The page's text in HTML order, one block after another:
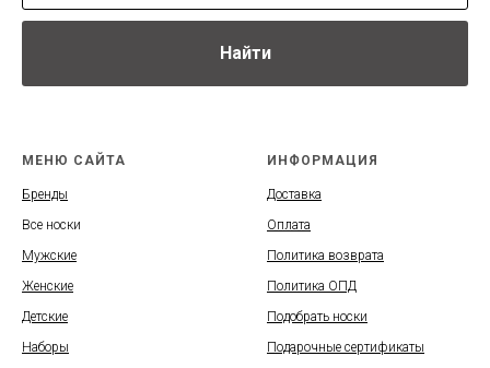
Найти
МЕНЮ САЙТА
Бренды
Все носки
Мужские
Женские
Детские
Наборы
ИНФОРМАЦИЯ
Доставка
Оплата
Политика возврата
Политика ОПД
Подобрать носки
Подарочные сертификаты